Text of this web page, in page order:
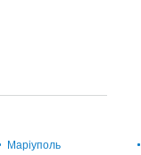
Маріуполь